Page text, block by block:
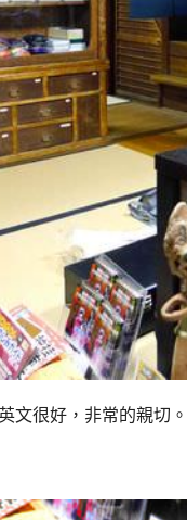
文很好，非常的親切。